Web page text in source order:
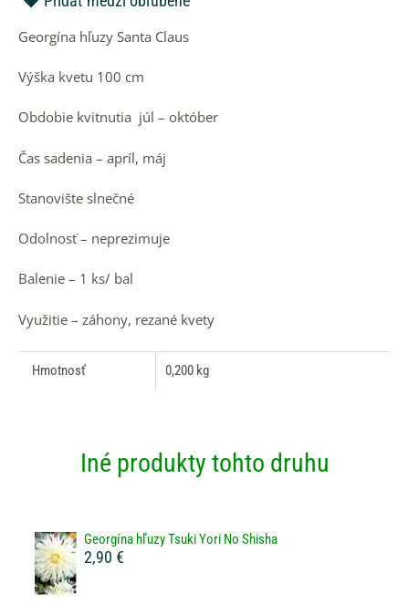
Georgína hľuzy Santa Claus
Výška kvetu 100 cm
Obdobie kvitnutia júl – október
Čas sadenia – apríl, máj
Stanovište slnečné
Odolnosť – neprezimuje
Balenie – 1 ks/ bal
Využitie – záhony, rezané kvety
Hmotnosť 0,200 kg
Iné produkty tohto druhu
Georgína hľuzy Tsuki Yori No Shisha
2,90 €